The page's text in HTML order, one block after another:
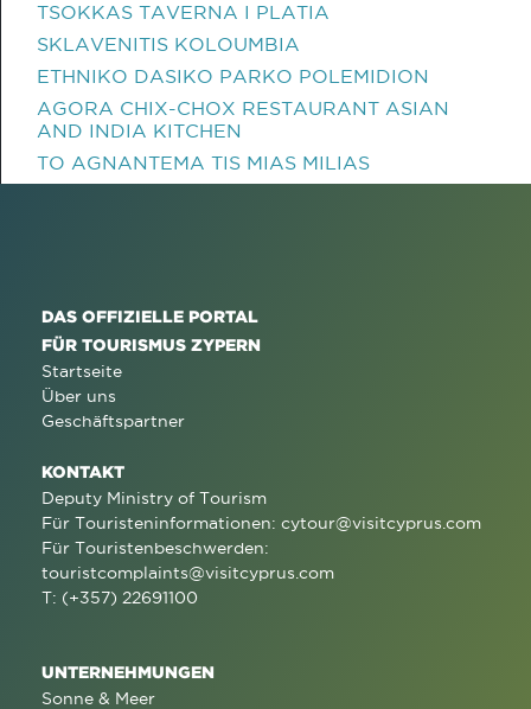
TSOKKAS TAVERNA I PLATIA
SKLAVENITIS KOLOUMBIA
ETHNIKO DASIKO PARKO POLEMIDION
AGORA CHIX-CHOX RESTAURANT ASIAN
AND INDIA KITCHEN
TO AGNANTEMA TIS MIAS MILIAS
DAS OFFIZIELLE PORTAL
FÜR TOURISMUS ZYPERN
Startseite
Über uns
Geschäftspartner
KONTAKT
Deputy Ministry of Tourism
Für Touristeninformationen: cytour@visitcyprus.com
Für Touristenbeschwerden:
touristcomplaints@visitcyprus.com
T: (+357) 22691100
UNTERNEHMUNGEN
Sonne & Meer